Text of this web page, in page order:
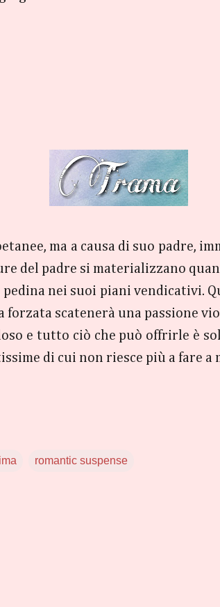
ma a causa di suo padre,
del padre si materializzano
nei suoi piani vendicativi.
scatenerà una passione
e tutto ciò che può offrirle è
di cui non riesce più a fare a
romantic suspense